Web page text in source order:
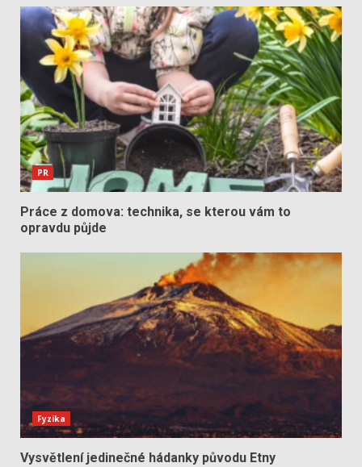
PR
Práce z domova: technika, se kterou vám to
opravdu půjde
Fyzika
Vysvětlení jedinečné hádanky původu Etny